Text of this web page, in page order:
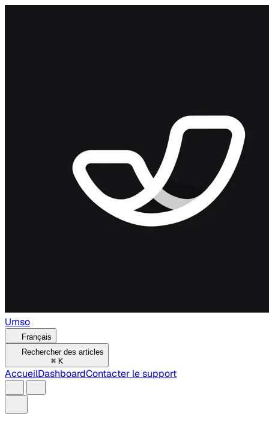
Umso
Français
Rechercher des articles
⌘ K
AccueilDashboardContacter le support